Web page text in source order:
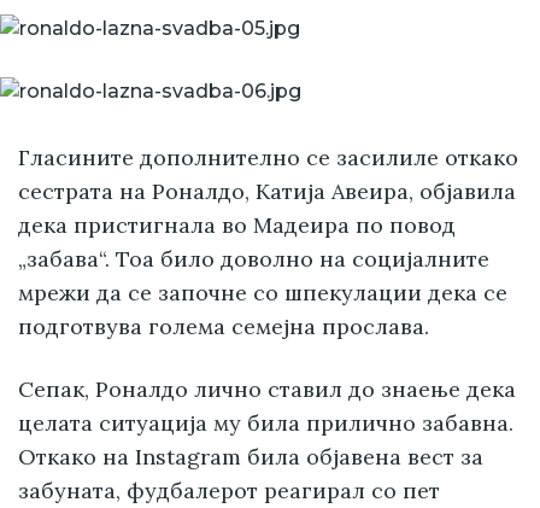
Гласините дополнително се засилиле откако
сестрата на Роналдо, Катија Авеира, објавила
дека пристигнала во Мадеира по повод
„забава“. Тоа било доволно на социјалните
мрежи да се започне со шпекулации дека се
подготвува голема семејна прослава.
Сепак, Роналдо лично ставил до знаење дека
целата ситуација му била прилично забавна.
Откако на Instagram била објавена вест за
забуната, фудбалерот реагирал со пет